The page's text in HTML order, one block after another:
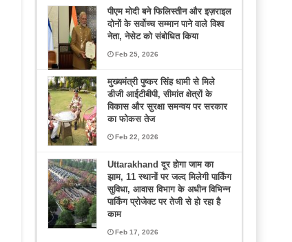
पीएम मोदी बने फिलिस्तीन और इज़राइल
दोनों के सर्वोच्च सम्मान पाने वाले विश्व
नेता, नेसेट को संबोधित किया
Feb 25, 2026
मुख्यमंत्री पुष्कर सिंह धामी से मिले
डीजी आईटीबीपी, सीमांत क्षेत्रों के
विकास और सुरक्षा समन्वय पर सरकार
का फोकस तेज
Feb 22, 2026
Uttarakhand दूर होगा जाम का
झाम, 11 स्थानों पर जल्द मिलेगी पार्किंग
सुविधा, आवास विभाग के अधीन विभिन्न
पार्किंग प्रोजेक्ट पर तेजी से हो रहा है
काम
Feb 17, 2026